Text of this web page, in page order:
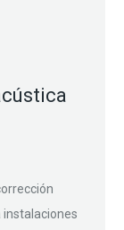
instalaciones